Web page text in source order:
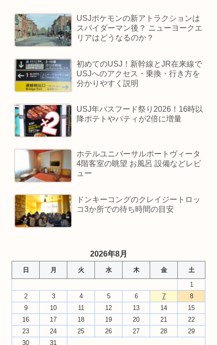
USJポケモンの新アトラクションは
スパイダーマン後？ ニューヨークエ
リアはどうなるのか？
初めてのUSJ！新幹線とJR在来線で
USJへのアクセス・乗換・行き方を
分かりやすく説明
USJ年パスフード祭り2026！16時以
降ポテトやパティが2倍に増量
ホテルユニバーサルポートヴィータ
4階客室の眺望 お風呂 設備などレビ
ュー
ドンキーコングのクレイジートロッ
コ3か所での待ち時間の目安
2026年8月
日 月 火 水 木 金
土
1
2
3 4 5 6 7
8
9
10 11 12 13 14
15
16
17 18 19 20 21
22
23
24 25 26 27 28
29
30
31